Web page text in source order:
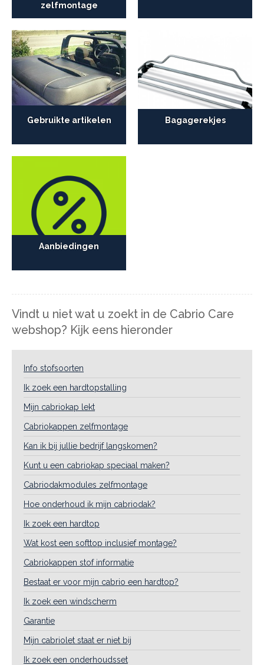
zelfmontage
Gebruikte artikelen Bagagerekjes
Aanbiedingen
Vindt u niet wat u zoekt in de Cabrio Care
webshop? Kijk eens hieronder
Info stofsoorten
Ik zoek een hardtopstalling
Mijn cabriokap lekt
Cabriokappen zelfmontage
Kan ik bij jullie bedrijf langskomen?
Kunt u een cabriokap speciaal maken?
Cabriodakmodules zelfmontage
Hoe onderhoud ik mijn cabriodak?
Ik zoek een hardtop
Wat kost een softtop inclusief montage?
Cabriokappen stof informatie
Bestaat er voor mijn cabrio een hardtop?
Ik zoek een windscherm
Garantie
Mijn cabriolet staat er niet bij
Ik zoek een onderhoudsset